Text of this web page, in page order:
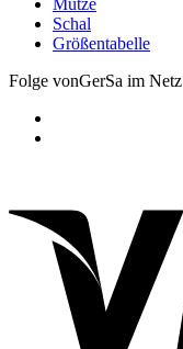
Schal
Größentabelle
Folge vonGerSa im Netz